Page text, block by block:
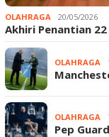
OLAHRAGA 20/05/2026
Akhiri Penantian
OLAHRAGA
OLAHRAGA
Pep